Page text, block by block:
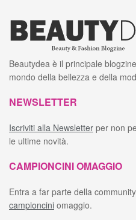
Beautydea è il principale
mondo della bellezza e della
NEWSLETTER
Iscriviti alla Newsletter per non
le ultime novità.
CAMPIONCINI OMAGGIO
Entra a far parte della
campioncini omaggio.